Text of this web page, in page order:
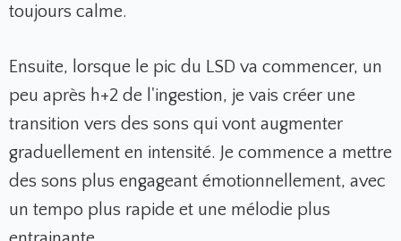
toujours calme.
Ensuite, lorsque le pic du LSD va commencer, un
peu après h+2 de l'ingestion, je vais créer une
transition vers des sons qui vont augmenter
graduellement en intensité. Je commence a mettre
des sons plus engageant émotionnellement, avec
un tempo plus rapide et une mélodie plus